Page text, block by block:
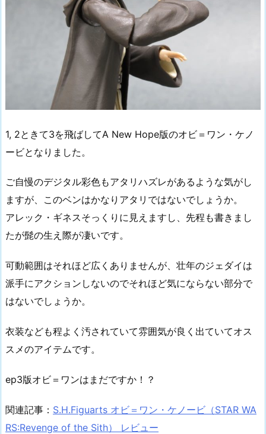
1, 2ときて3を飛ばしてA New Hope版のオビ＝ワン・ケノ
ービとなりました。
ご自慢のデジタル彩色もアタリハズレがあるような気がし
ますが、このベンはかなりアタリではないでしょうか。
アレック・ギネスそっくりに見えますし、先程も書きまし
たが髭の生え際が凄いです。
可動範囲はそれほど広くありませんが、壮年のジェダイは
派手にアクションしないのでそれほど気にならない部分で
はないでしょうか。
衣装なども程よく汚されていて雰囲気が良く出ていてオス
スメのアイテムです。
ep3版オビ＝ワンはまだですか！？
関連記事： S.H.Figuarts オビ＝ワン・ケノービ（STAR WA
RS:Revenge of the Sith） レビュー